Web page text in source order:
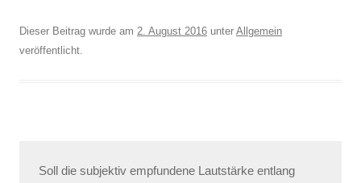
Dieser Beitrag wurde am 2. August 2016 unter Allgemein
veröffentlicht.
Soll die subjektiv empfundene Lautstärke entlang